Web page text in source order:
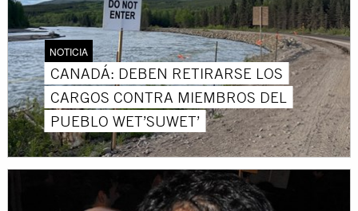
NOTICIA
CANADÁ: DEBEN RETIRARSE LOS
CARGOS CONTRA MIEMBROS DEL
PUEBLO WET’SUWET’